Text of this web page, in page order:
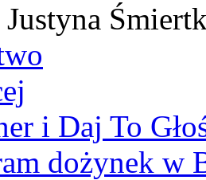
Justyna
i Daj To
dożynek w